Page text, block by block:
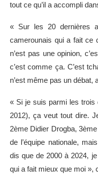
tout ce qu’il a accompli
« Sur les 20 dernières
camerounais qui a fait ce
n’est pas une opinion,
c’est comme ça. C’est
n’est même pas un débat,
« Si je suis parmi les trois
2012), ça veut tout dire.
2ème Didier Drogba,
de l’équipe nationale,
dis que de 2000 à 2024,
qui a fait mieux que moi »,